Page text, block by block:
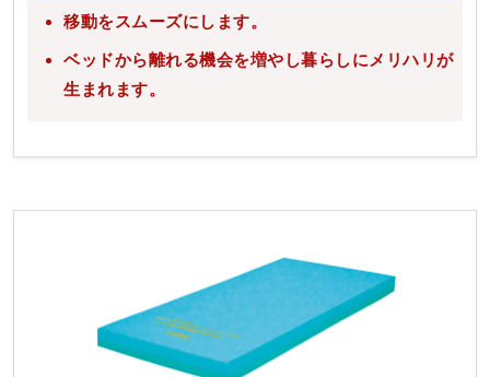
移動をスムーズにします。
ベッドから離れる機会を増やし暮らしにメリハリが
生まれます。